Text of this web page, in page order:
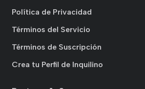
Política de Privacidad
Términos del Servicio
Términos de Suscripción
Crea tu Perfil de Inquilino